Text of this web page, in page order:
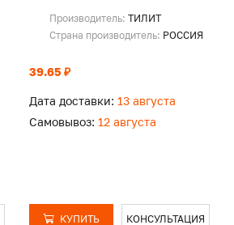
Производитель: ТИЛИТ
Страна производитель: РОССИЯ
39.65 ₽
Дата доставки: 13 августа
Самовывоз: 12 августа
КУПИТЬ КОНСУЛЬТАЦИЯ